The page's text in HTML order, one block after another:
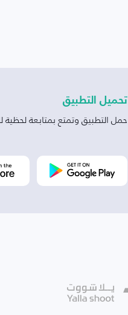
تحميل التطبيق
حمل التطبيق وتمتع بمتابعة لحظية